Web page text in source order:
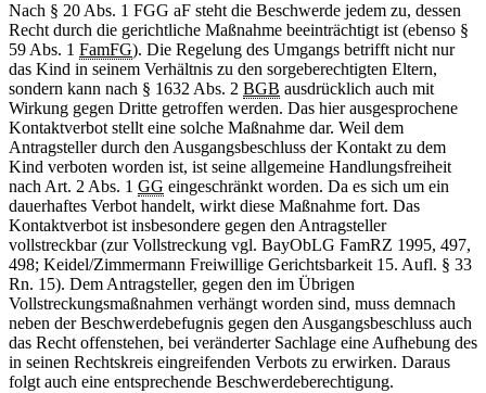
Nach § 20 Abs. 1 FGG aF steht die Beschwerde jedem zu, dessen
Recht durch die gerichtliche Maßnahme beeinträchtigt ist (ebenso §
59 Abs. 1 FamFG). Die Regelung des Umgangs betrifft nicht nur
das Kind in seinem Verhältnis zu den sorgeberechtigten Eltern,
sondern kann nach § 1632 Abs. 2 BGB ausdrücklich auch mit
Wirkung gegen Dritte getroffen werden. Das hier ausgesprochene
Kontaktverbot stellt eine solche Maßnahme dar. Weil dem
Antragsteller durch den Ausgangsbeschluss der Kontakt zu dem
Kind verboten worden ist, ist seine allgemeine Handlungsfreiheit
nach Art. 2 Abs. 1 GG eingeschränkt worden. Da es sich um ein
dauerhaftes Verbot handelt, wirkt diese Maßnahme fort. Das
Kontaktverbot ist insbesondere gegen den Antragsteller
vollstreckbar (zur Vollstreckung vgl. BayObLG FamRZ 1995, 497,
498; Keidel/Zimmermann Freiwillige Gerichtsbarkeit 15. Aufl. § 33
Rn. 15). Dem Antragsteller, gegen den im Übrigen
Vollstreckungsmaßnahmen verhängt worden sind, muss demnach
neben der Beschwerdebefugnis gegen den Ausgangsbeschluss auch
das Recht offenstehen, bei veränderter Sachlage eine Aufhebung des
in seinen Rechtskreis eingreifenden Verbots zu erwirken. Daraus
folgt auch eine entsprechende Beschwerdeberechtigung.